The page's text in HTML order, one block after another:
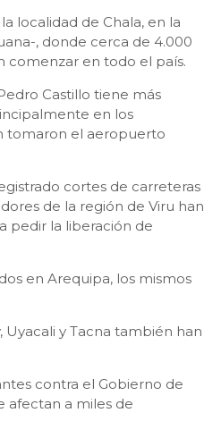
localidad de Chala, en la
, donde cerca de 4.000
comenzar en todo el país.
Castillo tiene más
en los
tomaron el aeropuerto
cortes de carreteras
de la región de Viru han
pedir la liberación de
en Arequipa, los mismos
y Tacna también han
contra el Gobierno de
afectan a miles de